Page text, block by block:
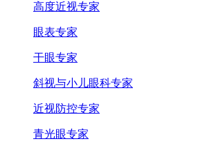
高度近视专家
眼表专家
干眼专家
斜视与小儿眼科专家
近视防控专家
青光眼专家